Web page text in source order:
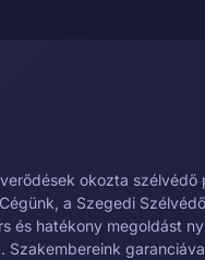
okozta szélvédő
a Szegedi
és hatékony megoldást
Szakembereink